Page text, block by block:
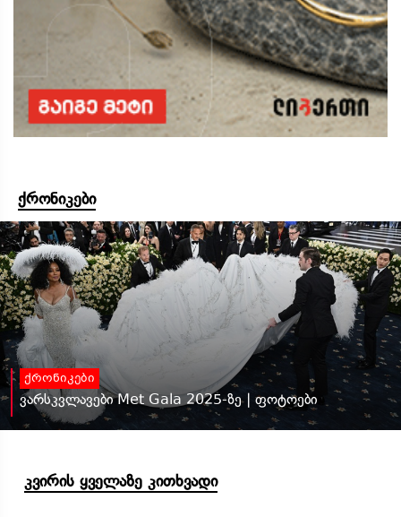
ქრონიკები
ქრონიკები
ვარსკვლავები Met Gala 2025-ზე | ფოტოები
კვირის ყველაზე კითხვადი